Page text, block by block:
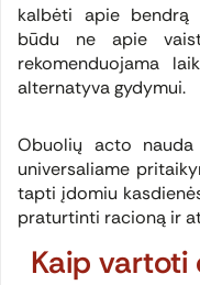
kalbėti apie bendrą
būdu ne apie
rekomenduojama
alternatyva gydymui.
Obuolių acto
universaliame
tapti įdomiu
praturtinti racioną ir
Kaip vartoti